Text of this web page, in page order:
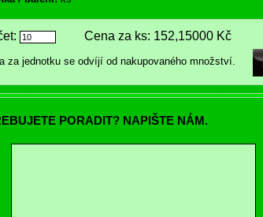
Cena za ks: 152,15000 Kč
za jednotku se odvíjí od nakupovaného množství.
PORADIT? NAPIŠTE NÁM.